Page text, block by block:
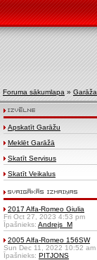
Foruma sākumlapa » Garāža
Apskatīt Garāžu
Meklēt Garāžā
Skatīt Servisus
Skatīt Veikalus
2017 Alfa-Romeo Giulia
Fri Oct 27, 2023 4:53 pm
Īpašnieks: Andrejs_M
2005 Alfa-Romeo 156SW
Sun Dec 11, 2022 10:52 am
Īpašnieks: PITJONS